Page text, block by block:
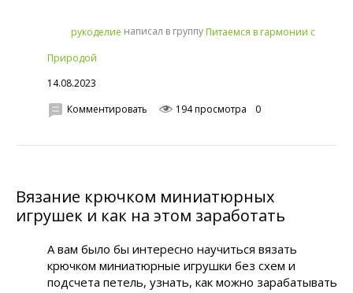
рукoделиe написал в группу Питаемся в гармонии с
Природой
14.08.2023
Комментировать
194 просмотра 0
Вязание крючком миниатюрных
игрушек и как на этом заработать
А вам было бы интересно научиться вязать
крючком миниатюрные игрушки без схем и
подсчета петель, узнать, как можно зарабатывать